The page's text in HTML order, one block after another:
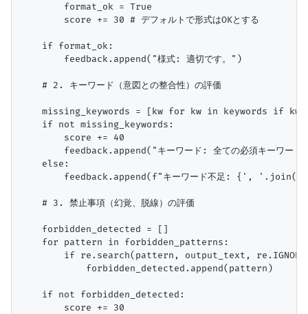
        format_ok = True
        score += 30 # デフォルトで形式はOKとする
    if format_ok:
        feedback.append("様式: 適切です。")
    # 2. キーワード（意図との整合性）の評価
missing_keywords = [kw for kw in keywords if kw
    if not missing_keywords:
        score += 40
feedback.append("キーワード: 全ての必須キーワード
    else:
feedback.append(f"キーワード不足: {',
    # 3. 禁止事項（幻覚、脱線）の評価
    forbidden_detected = []
    for pattern in forbidden_patterns:
if re.search(pattern, output_text,
            forbidden_detected.append(pattern)
    if not forbidden_detected:
        score += 30